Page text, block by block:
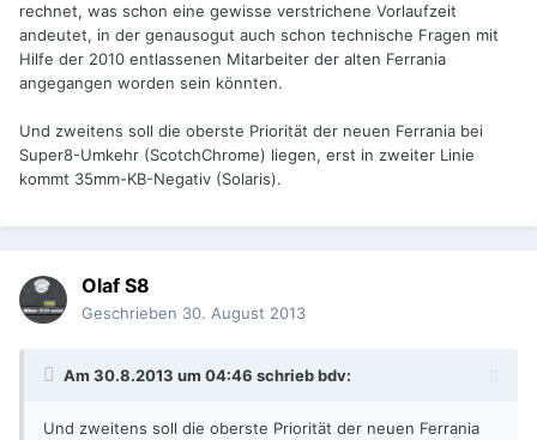
rechnet, was schon eine gewisse verstrichene Vorlaufzeit
andeutet, in der genausogut auch schon technische Fragen mit
Hilfe der 2010 entlassenen Mitarbeiter der alten Ferrania
angegangen worden sein könnten.
Und zweitens soll die oberste Priorität der neuen Ferrania bei
Super8-Umkehr (ScotchChrome) liegen, erst in zweiter Linie
kommt 35mm-KB-Negativ (Solaris).
Olaf S8
Geschrieben 30. August 2013
Am 30.8.2013 um 04:46 schrieb bdv:
Und zweitens soll die oberste Priorität der neuen Ferrania